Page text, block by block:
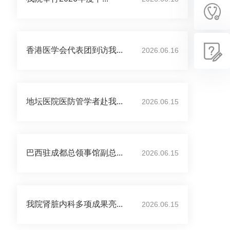
香港医学会代表团到访我... 2026.06.16
地坛医院医防管学者赴我... 2026.06.15
巴西驻成都总领事馆副总... 2026.06.15
我院肾脏内科多项成果亮... 2026.06.15